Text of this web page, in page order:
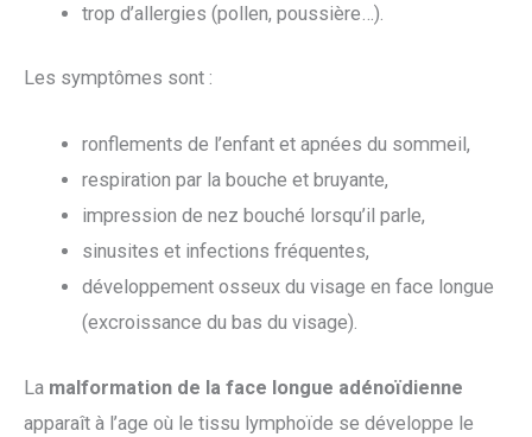
trop d’allergies (pollen, poussière…).
Les symptômes sont :
ronflements de l’enfant et apnées du sommeil,
respiration par la bouche et bruyante,
impression de nez bouché lorsqu’il parle,
sinusites et infections fréquentes,
développement osseux du visage en face longue
(excroissance du bas du visage).
La malformation de la face longue adénoïdienne
apparaît à l’age où le tissu lymphoïde se développe le